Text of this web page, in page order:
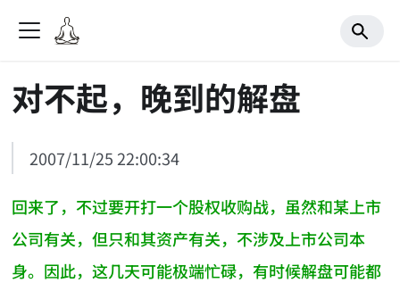
对不起，晚到的解盘
2007/11/25 22:00:34
回来了，不过要开打一个股权收购战，虽然和某上市
公司有关，但只和其资产有关，不涉及上市公司本
身。因此，这几天可能极端忙碌，有时候解盘可能都